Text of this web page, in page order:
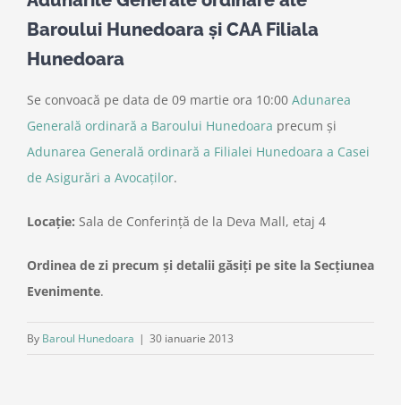
Image
Baroului Hunedoara şi CAA Filiala
Hunedoara
Se convoacă pe data de 09 martie ora 10:00 Adunarea
Generală ordinară a Baroului Hunedoara precum şi
Adunarea Generală ordinară a Filialei Hunedoara a Casei
de Asigurări a Avocaţilor.
Locaţie: Sala de Conferinţă de la Deva Mall, etaj 4
Ordinea de zi precum şi detalii găsiţi pe site la Secţiunea
Evenimente.
By Baroul Hunedoara | 30 ianuarie 2013